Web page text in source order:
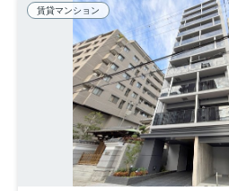
賃貸マンション